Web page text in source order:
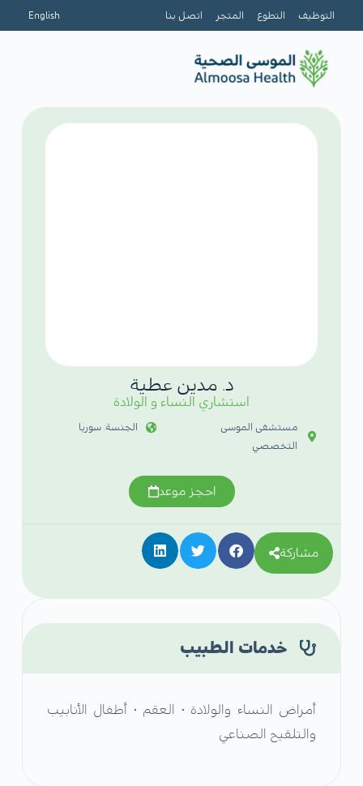
التوظيف التطوع المتجر اتصل بنا English
د. مدين عطية
استشاري النساء و الولادة
مستشفى الموسى
التخصصي
الجنسة: سوريا
احجز موعد
مشاركة
خدمات الطبيب
أمراض النساء والولادة • العقم • أطفال الأنابيب
والتلقيح الصناعي